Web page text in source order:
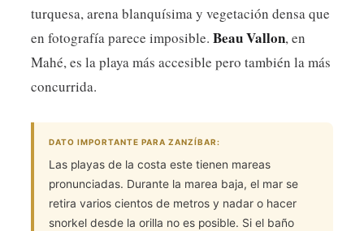
turquesa, arena blanquísima y vegetación densa que
en fotografía parece imposible. Beau Vallon, en
Mahé, es la playa más accesible pero también la más
concurrida.
DATO IMPORTANTE PARA ZANZÍBAR:
Las playas de la costa este tienen mareas
pronunciadas. Durante la marea baja, el mar se
retira varios cientos de metros y nadar o hacer
snorkel desde la orilla no es posible. Si el baño